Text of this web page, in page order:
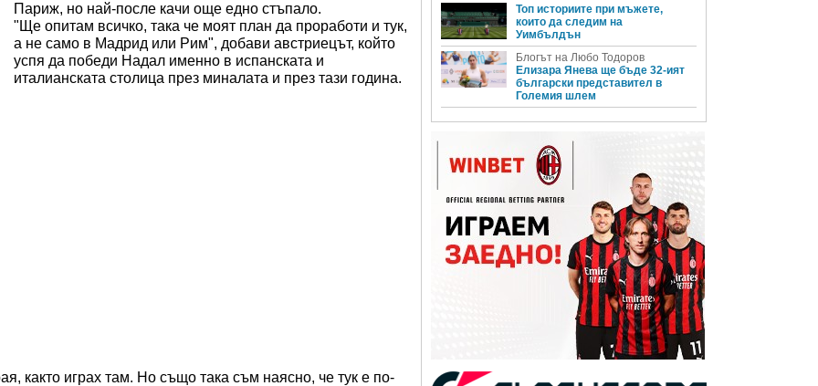
Париж, но най-после качи още едно стъпало.
"Ще опитам всичко, така че моят план да проработи и тук,
а не само в Мадрид или Рим", добави австриецът, който
успя да победи Надал именно в испанската и
италианската столица през миналата и през тази година.
както играх там. Но също така съм наясно, че тук е по-
Топ историите при мъжете,
които да следим на
Уимбълдън
Блогът на Любо Тодоров
Елизара Янева ще бъде 32-ият
български представител в
Големия шлем